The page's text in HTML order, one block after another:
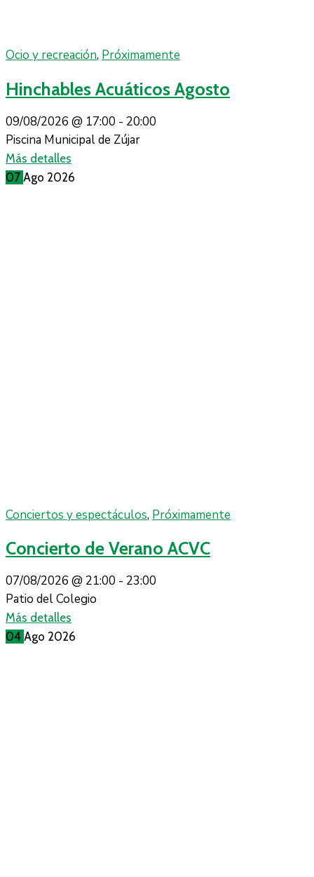
Ocio y recreación, Próximamente
Hinchables Acuáticos Agosto
09/08/2026 @ 17:00 - 20:00
Piscina Municipal de Zújar
Más detalles
07 Ago 2026
Conciertos y espectáculos, Próximamente
Concierto de Verano ACVC
07/08/2026 @ 21:00 - 23:00
Patio del Colegio
Más detalles
04 Ago 2026